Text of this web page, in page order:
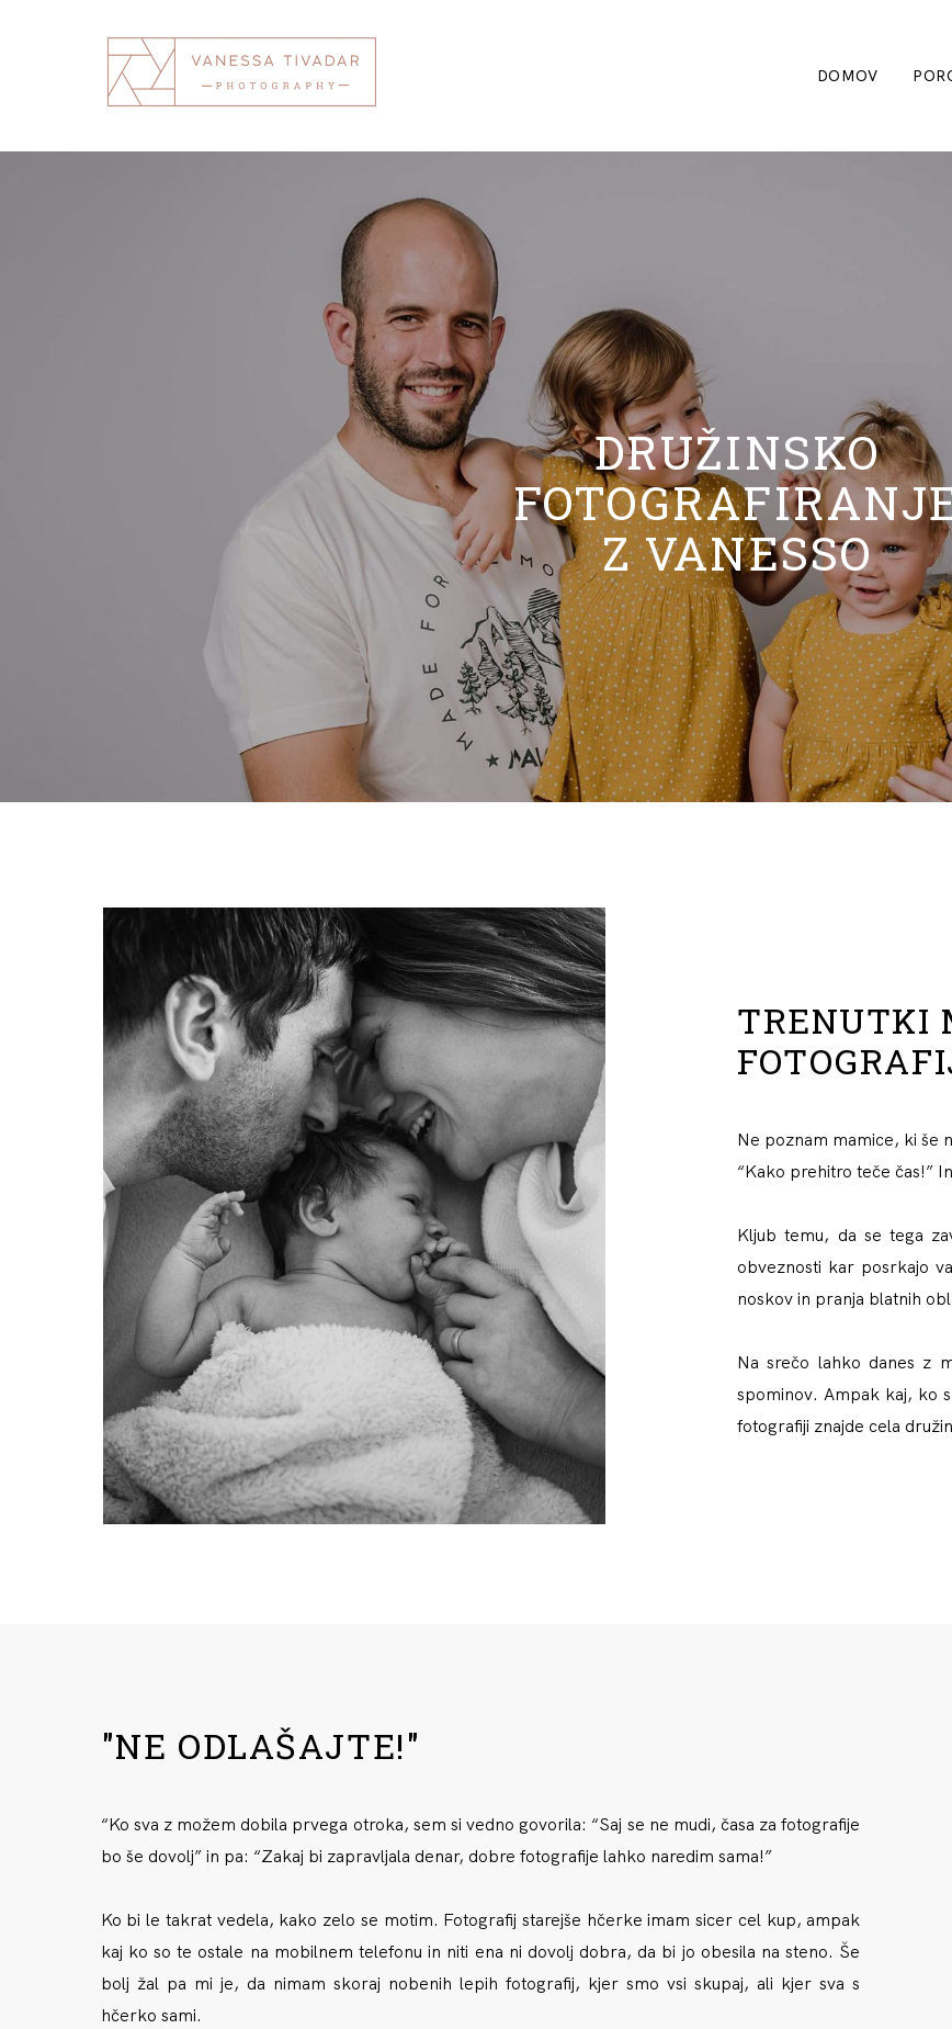
DOMOV
DRUŽINSKO
Z VANESSO
TRENUTKI
Ne poznam mamice, ki še
“Kako prehitro teče čas!”
Kljub temu, da se tega
obveznosti kar posrkajo
noskov in pranja blatnih
Na srečo lahko danes z
spominov. Ampak kaj, ko
fotografiji znajde cela
"NE ODLAŠAJTE!"
“Ko sva z možem dobila prvega otroka, sem si vedno govorila: “Saj se ne mudi, časa za fotografije
bo še dovolj”in pa: “Zakaj bi zapravljala denar, dobre fotografije lahko naredim sama!”
Ko bi le takrat vedela, kako zelo se motim. Fotografij starejše hčerke imam sicer cel kup, ampak
kaj ko so te ostale na mobilnem telefonu in niti ena ni dovolj dobra, da bi jo obesila na steno. Še
bolj žal pa mi je, da nimam skoraj nobenih lepih fotografij, kjer smo vsi skupaj, ali kjer sva s
hčerko sami.